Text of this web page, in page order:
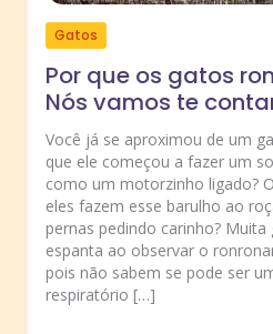
Gatos
Por que os gatos
Nós vamos te
Você já se aproximou de um
que ele começou a fazer um
como um motorzinho ligado?
eles fazem esse barulho ao
pernas pedindo carinho? Muita
espanta ao observar o
pois não sabem se pode ser
respiratório […]